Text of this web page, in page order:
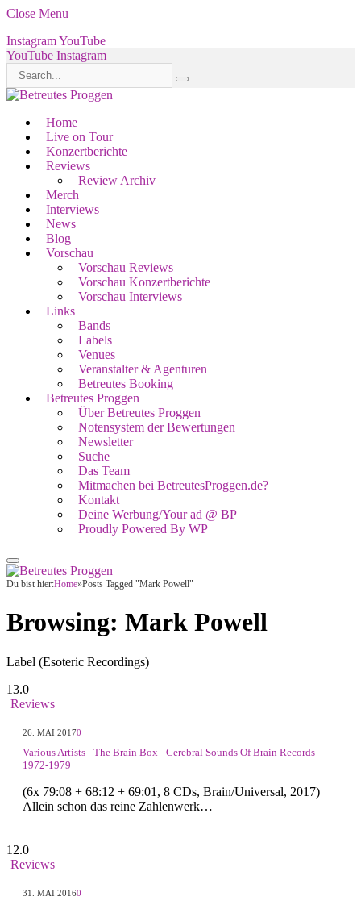
Close Menu
InstagramYouTube
YouTube Instagram
Home
Live on Tour
Konzertberichte
Reviews
Review Archiv
Merch
Interviews
News
Blog
Vorschau
Vorschau Reviews
Vorschau Konzertberichte
Vorschau Interviews
Links
Bands
Labels
Venues
Veranstalter & Agenturen
Betreutes Booking
Betreutes Proggen
Über Betreutes Proggen
Notensystem der Bewertungen
Newsletter
Suche
Das Team
Mitmachen bei BetreutesProggen.de?
Kontakt
Deine Werbung/Your ad @ BP
Proudly Powered By WP
Du bist hier:Home»Posts Tagged "Mark Powell"
Browsing: Mark Powell
Label (Esoteric Recordings)
13.0
Reviews
26. MAI 20170
Various Artists - The Brain Box - Cerebral Sounds Of Brain Records
1972-1979
(6x 79:08 + 68:12 + 69:01, 8 CDs, Brain/Universal, 2017)
Allein schon das reine Zahlenwerk…
12.0
Reviews
31. MAI 20160